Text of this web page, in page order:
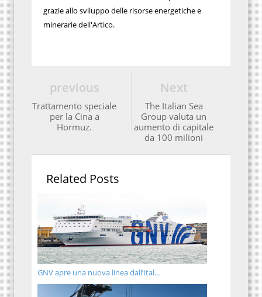
grazie allo sviluppo delle risorse energetiche e
minerarie dell'Artico.
Next
The Italian Sea
Group valuta un
aumento di capitale
da 100 milioni
previous
Trattamento speciale
per la Cina a
Hormuz.
Related Posts
GNV apre una nuova linea dall’Ital...